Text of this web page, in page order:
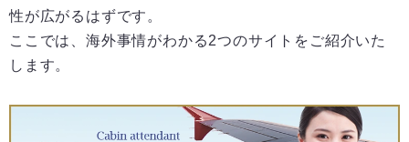
性が広がるはずです。
ここでは、海外事情がわかる2つのサイトをご紹介いた
します。